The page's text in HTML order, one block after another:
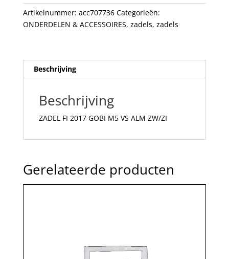
ALM
ZW/ZI
aantal
Artikelnummer: acc707736 Categorieën:
ONDERDELEN & ACCESSOIRES, zadels, zadels
Beschrijving
Beschrijving
ZADEL FI 2017 GOBI M5 VS ALM ZW/ZI
Gerelateerde producten